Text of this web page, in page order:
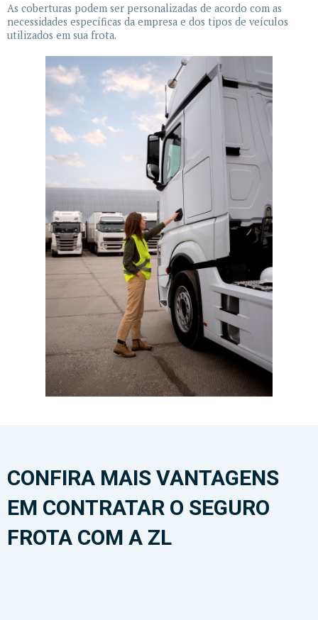
As coberturas podem ser personalizadas de acordo com as
necessidades específicas da empresa e dos tipos de veículos
utilizados em sua frota.
CONFIRA MAIS VANTAGENS
EM CONTRATAR O SEGURO
FROTA COM A ZL